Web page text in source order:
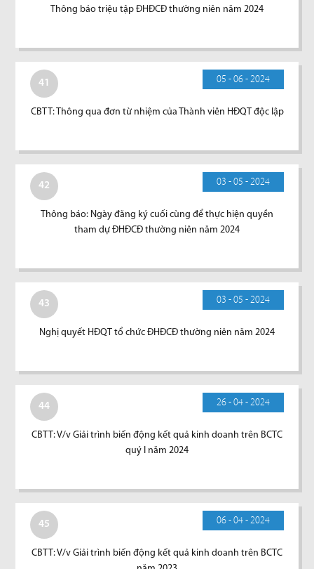
Thông báo triệu tập ĐHĐCĐ thường niên năm 2024
41 05 - 06 - 2024
CBTT: Thông qua đơn từ nhiệm của Thành viên HĐQT độc lập
42 03 - 05 - 2024
Thông báo: Ngày đăng ký cuối cùng để thực hiện quyền
tham dự ĐHĐCĐ thường niên năm 2024
43 03 - 05 - 2024
Nghị quyết HĐQT tổ chức ĐHĐCĐ thường niên năm 2024
44 26 - 04 - 2024
CBTT: V/v Giải trình biến động kết quả kinh doanh trên BCTC
quý I năm 2024
45 06 - 04 - 2024
CBTT: V/v Giải trình biến động kết quả kinh doanh trên BCTC